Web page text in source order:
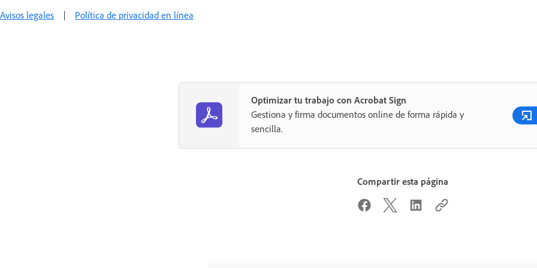
Avisos legales | Política de privacidad en línea
Optimizar tu trabajo con Acrobat Sign
Gestiona y firma documentos online de forma rápida y
sencilla.
Compartir esta página